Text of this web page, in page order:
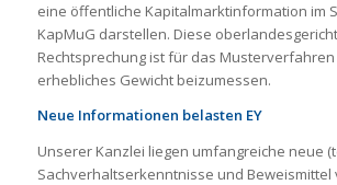
eine öffentliche Kapitalmarktinformation im
KapMuG darstellen. Diese
Rechtsprechung ist für das
erhebliches Gewicht beizumessen.
Neue Informationen belasten EY
Unserer Kanzlei liegen umfangreiche neue
Sachverhaltserkenntnisse und Beweismittel